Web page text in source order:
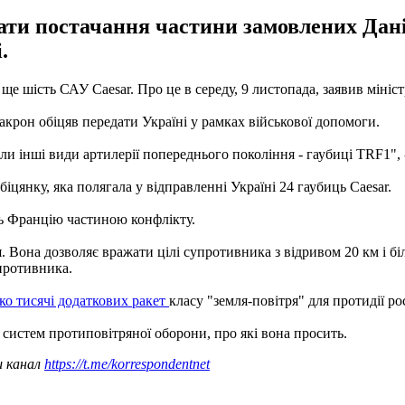
постачання частини замовлених
шість САУ Caesar. Про це в середу, 9 листопада, заявив
обіцяв передати Україні у рамках військової допомоги.
види артилерії попереднього покоління - гаубиці TRF1",
яка полягала у відправленні Україні 24 гаубиць Caesar.
Францію частиною конфлікту.
дозволяє вражати цілі супротивника з відривом 20 км і
тисячі додаткових ракет класу "земля-повітря" для протидії
протиповітряної оборони, про які вона просить.
канал https://t.me/korrespondentnet